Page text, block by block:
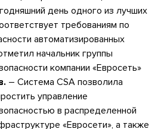
день одного из лучших
требованиям по
автоматизированных
начальник группы
компании «Евросеть»
– Система CSA позволила
управление
в распределенной
«Евросети», а также